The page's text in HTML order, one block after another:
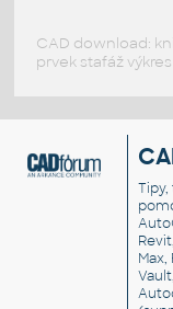
CAD download:
prvek stafáž
Max,